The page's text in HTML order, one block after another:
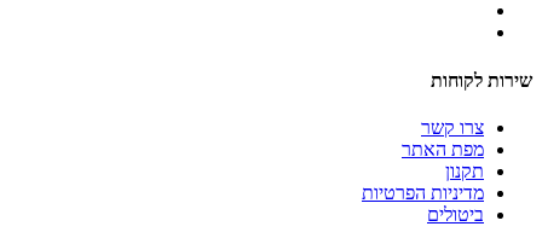
שירות לקוחות
צרו קשר
מפת האתר
תקנון
מדיניות הפרטיות
ביטולים